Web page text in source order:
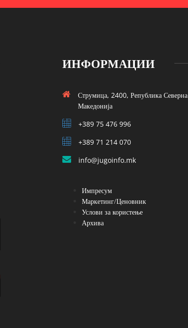
ИНФОРМАЦИИ
Струмица, 2400, Република Северна
Македонија
+389 75 476 996
+389 71 214 070
info@jugoinfo.mk
Импресум
Маркетинг/Ценовник
Услови за користење
Архива